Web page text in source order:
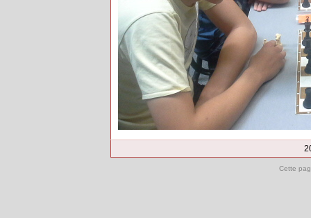
Cette